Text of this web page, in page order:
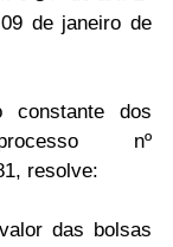
de janeiro de
constante dos
nº
resolve:
das bolsas